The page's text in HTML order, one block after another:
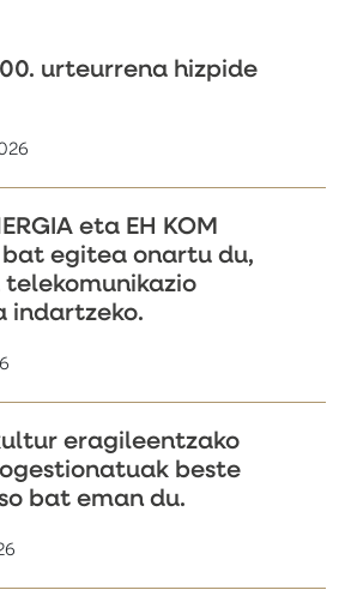
urteurrena hizpide
eta EH KOM
egitea onartu du,
indartzeko.
eragileentzako
beste
bat eman du.